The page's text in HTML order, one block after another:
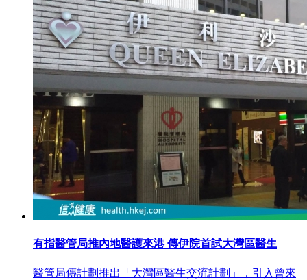
有指醫管局推內地醫護來港 傳伊院首試大灣區醫生
醫管局傳計劃推出「大灣區醫生交流計劃」，引入曾來